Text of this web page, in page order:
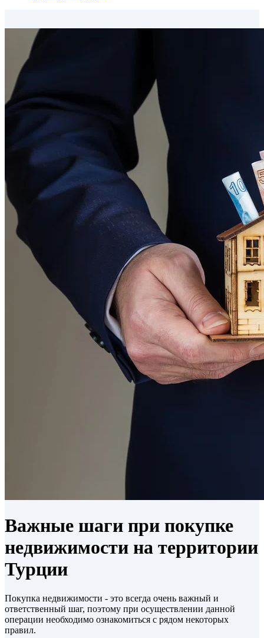
Важные шаги при покупке
недвижимости на территории
Турции
Покупка недвижимости - это всегда очень важный и
ответственный шаг, поэтому при осуществлении данной
операции необходимо ознакомиться с рядом некоторых
правил.